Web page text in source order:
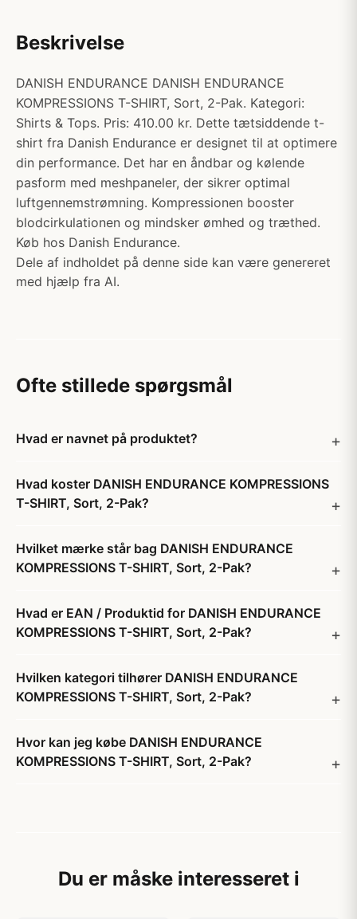
Beskrivelse
DANISH ENDURANCE DANISH ENDURANCE
KOMPRESSIONS T-SHIRT, Sort, 2-Pak. Kategori:
Shirts & Tops. Pris: 410.00 kr. Dette tætsiddende t-
shirt fra Danish Endurance er designet til at optimere
din performance. Det har en åndbar og kølende
pasform med meshpaneler, der sikrer optimal
luftgennemstrømning. Kompressionen booster
blodcirkulationen og mindsker ømhed og træthed.
Køb hos Danish Endurance.
Dele af indholdet på denne side kan være genereret
med hjælp fra AI.
Ofte stillede spørgsmål
Hvad er navnet på produktet?
Hvad koster DANISH ENDURANCE KOMPRESSIONS
T-SHIRT, Sort, 2-Pak?
Hvilket mærke står bag DANISH ENDURANCE
KOMPRESSIONS T-SHIRT, Sort, 2-Pak?
Hvad er EAN / Produktid for DANISH ENDURANCE
KOMPRESSIONS T-SHIRT, Sort, 2-Pak?
Hvilken kategori tilhører DANISH ENDURANCE
KOMPRESSIONS T-SHIRT, Sort, 2-Pak?
Hvor kan jeg købe DANISH ENDURANCE
KOMPRESSIONS T-SHIRT, Sort, 2-Pak?
Du er måske interesseret i